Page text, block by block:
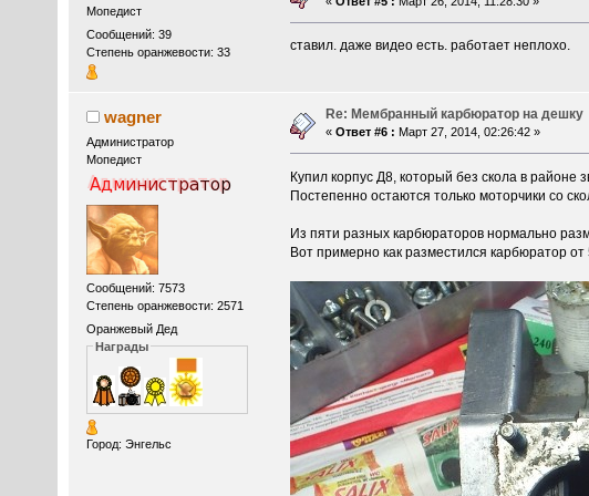
Мопедист
Сообщений: 39
Степень оранжевости: 33
ставил. даже видео есть. работает неплохо.
wagner
Администратор
Мопедист
Сообщений: 7573
Степень оранжевости: 2571
Оранжевый Дед
Награды
Город: Энгельс
Re: Мембранный карбюратор на дешку
« Ответ #6 : Март 27, 2014, 02:26:42 »
Купил корпус Д8, который без скола в районе
Постепенно остаются только моторчики со
Из пяти разных карбюраторов нормально
Вот примерно как разместился карбюратор